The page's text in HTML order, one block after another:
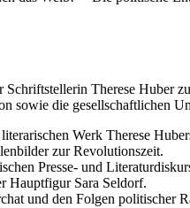
Therese Huber
sowie die gesellschaftlichen
Werk Therese
zur Revolutionszeit.
Presse- und
Hauptfigur Sara Seldorf.
und den Folgen politischer